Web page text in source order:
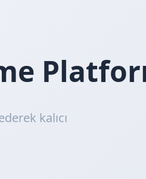
kalıcı